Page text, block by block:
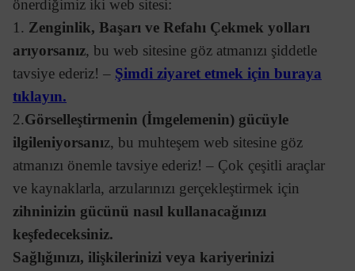
önerdiğimiz iki web sitesi:
1. Zenginlik, Başarı ve Refahı Çekmek yolları
arıyorsanız, bu web sitesine göz atmanızı şiddetle
tavsiye ederiz! – Şimdi ziyaret etmek için buraya
tıklayın.
2.Görselleştirmenin (İmgelemenin) gücüyle
ilgileniyorsanız, bu muhteşem web sitesine göz
atmanızı önemle tavsiye ederiz! – Çok çeşitli araçlar
ve kaynaklarla, arzularınızı gerçekleştirmek için
zihninizin gücünü nasıl kullanacağınızı
keşfedeceksiniz.
Sağlığınızı, ilişkilerinizi veya kariyerinizi